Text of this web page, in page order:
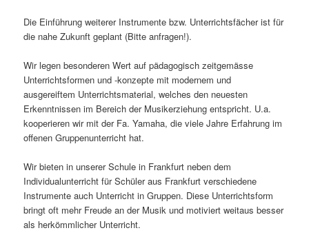
Die Einführung weiterer Instrumente bzw. Unterrichtsfächer ist für
die nahe Zukunft geplant (Bitte anfragen!).
Wir legen besonderen Wert auf pädagogisch zeitgemässe
Unterrichtsformen und -konzepte mit modernem und
ausgereiftem Unterrichtsmaterial, welches den neuesten
Erkenntnissen im Bereich der Musikerziehung entspricht. U.a.
kooperieren wir mit der Fa. Yamaha, die viele Jahre Erfahrung im
offenen Gruppenunterricht hat.
Wir bieten in unserer Schule in Frankfurt neben dem
Individualunterricht für Schüler aus Frankfurt verschiedene
Instrumente auch Unterricht in Gruppen. Diese Unterrichtsform
bringt oft mehr Freude an der Musik und motiviert weitaus besser
als herkömmlicher Unterricht.